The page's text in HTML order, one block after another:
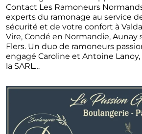
Contact Les Ramoneurs
experts du ramonage au service
sécurité et de votre confort à
Vire, Condé en Normandie, Aunay
Flers. Un duo de ramoneurs
engagé Caroline et Antoine
la SARL…